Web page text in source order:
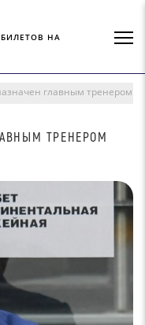
НА
главным тренером
ТРЕНЕРОМ